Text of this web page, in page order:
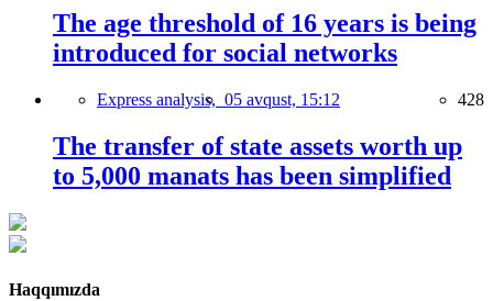
The age threshold of 16 years is being
introduced for social networks
Express analysis, 05 avqust, 15:12 428
The transfer of state assets worth up
to 5,000 manats has been simplified
Haqqımızda